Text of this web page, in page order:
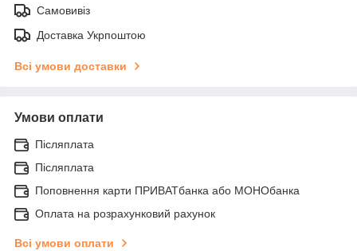
Самовивіз
Доставка Укрпоштою
Всі умови доставки
Умови оплати
Післяплата
Післяплата
Поповнення карти ПРИВАТбанка або МОНОбанка
Оплата на розрахунковий рахунок
Всі умови оплати